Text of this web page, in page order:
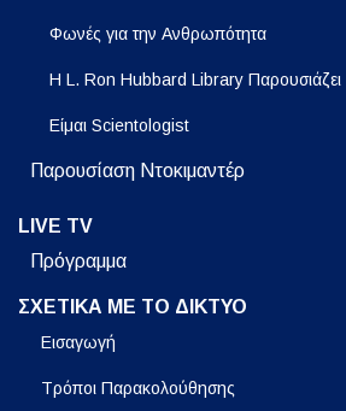
Φωνές για την Ανθρωπότητα
Η L. Ron Hubbard Library Παρουσιάζει
Είμαι Scientologist
Παρουσίαση Ντοκιμαντέρ
LIVE TV
Πρόγραμμα
ΣΧΕΤΙΚΑ ΜΕ ΤΟ ΔΙΚΤΥΟ
Εισαγωγή
Τρόποι Παρακολούθησης